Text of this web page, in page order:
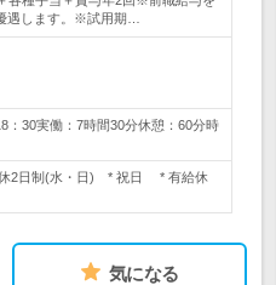
遇します。※試用期…
：30実働：7時間30分休憩：60分時
休2日制(水・日) * 祝日 * 有給休
気になる